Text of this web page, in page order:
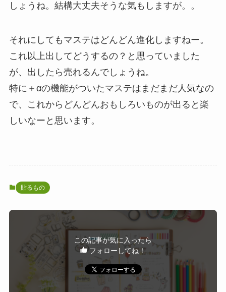
しょうね。結構大丈夫そうな気もしますが。。
それにしてもマステはどんどん進化しますねー。
これ以上出してどうするの？と思っていました
が、出したら売れるんでしょうね。
特に＋αの機能がついたマステはまだまだ人気なの
で、これからどんどんおもしろいものが出ると楽
しいなーと思います。
貼るもの
この記事が気に入ったら
フォローしてね！